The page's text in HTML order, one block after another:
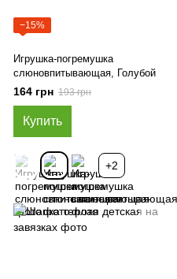
−15%
Игрушка-погремушка
слюновпитывающая, Голубой
164 грн 193 грн
Купить
+2